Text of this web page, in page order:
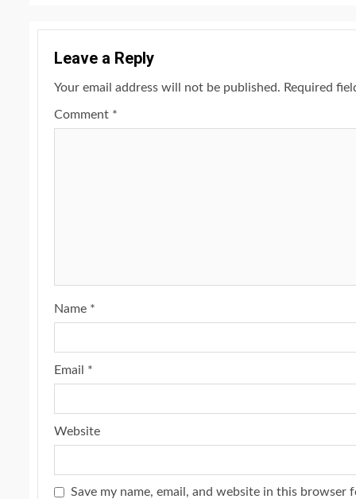
Leave a Reply
Your email address will not be published. Required
Comment *
Name *
Email *
Website
Save my name, email, and website in this browser